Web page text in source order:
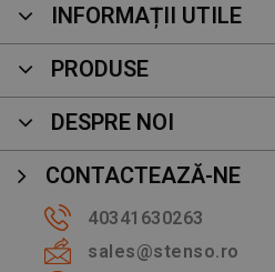
INFORMAȚII UTILE
PRODUSE
DESPRE NOI
CONTACTEAZĂ-NE
40341630263
sales@stenso.ro